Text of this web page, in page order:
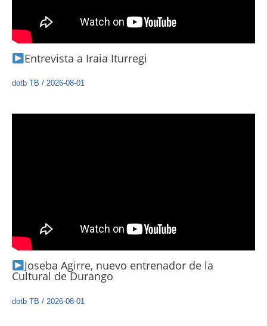
Entrevista a Iraia Iturregi
dotb TB / 2026-08-01
Joseba Agirre, nuevo entrenador de la
Cultural de Durango
dotb TB / 2026-08-01